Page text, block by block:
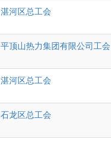
湛河区总工会
平顶山热力集团有限公司工会
湛河区总工会
石龙区总工会